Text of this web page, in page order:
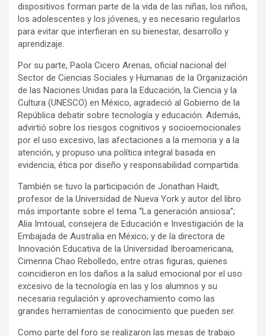
dispositivos forman parte de la vida de las niñas, los niños,
los adolescentes y los jóvenes, y es necesario regularlos
para evitar que interfieran en su bienestar, desarrollo y
aprendizaje.
Por su parte, Paola Cicero Arenas, oficial nacional del
Sector de Ciencias Sociales y Humanas de la Organización
de las Naciones Unidas para la Educación, la Ciencia y la
Cultura (UNESCO) en México, agradeció al Gobierno de la
República debatir sobre tecnología y educación. Además,
advirtió sobre los riesgos cognitivos y socioemocionales
por el uso excesivo, las afectaciones a la memoria y a la
atención, y propuso una política integral basada en
evidencia, ética por diseño y responsabilidad compartida.
También se tuvo la participación de Jonathan Haidt,
profesor de la Universidad de Nueva York y autor del libro
más importante sobre el tema “La generación ansiosa”;
Alia Imtoual, consejera de Educación e Investigación de la
Embajada de Australia en México; y de la directora de
Innovación Educativa de la Universidad Iberoamericana,
Cimenna Chao Rebolledo, entre otras figuras, quienes
coincidieron en los daños a la salud emocional por el uso
excesivo de la tecnología en las y los alumnos y su
necesaria regulación y aprovechamiento como las
grandes herramientas de conocimiento que pueden ser.
Como parte del foro se realizaron las mesas de trabajo